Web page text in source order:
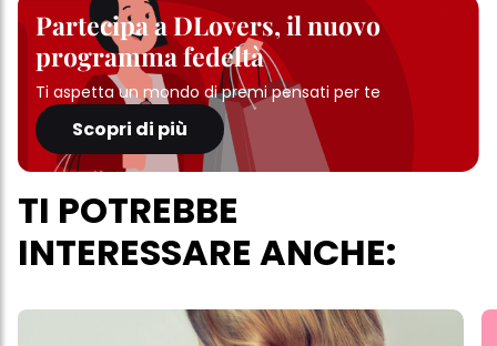
Partecipa a DLovers, il nuovo
programma fedeltà
Ti aspetta un mondo di premi pensati per te
Scopri di più
TI POTREBBE
INTERESSARE ANCHE: